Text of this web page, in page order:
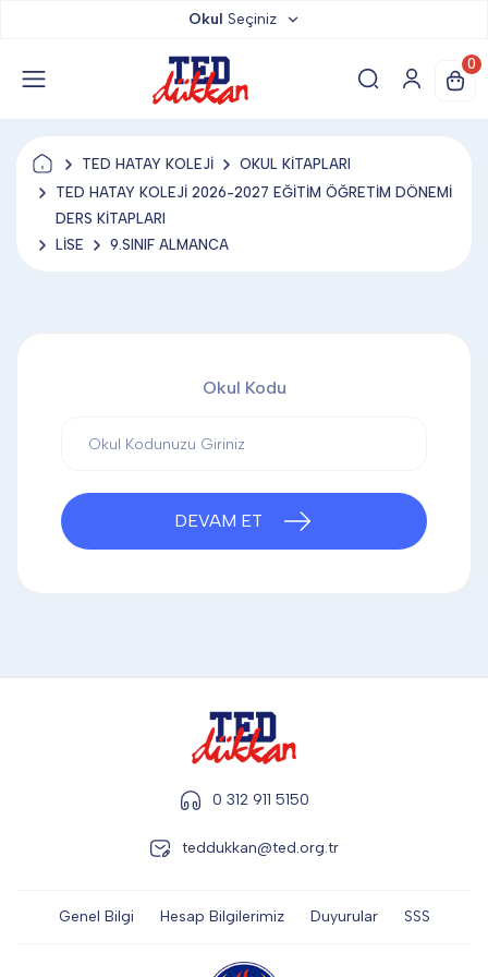
TED YAYINLARI
TED LOKUM
TERMOS & FİNCAN
Okul Seçiniz
0
TED HATAY KOLEJİ
OKUL KİTAPLARI
TED HATAY KOLEJİ 2026-2027 EĞİTİM ÖĞRETİM DÖNEMİ
DERS KİTAPLARI
LİSE
9.SINIF ALMANCA
Okul Kodu
DEVAM ET
0 312 911 5150
teddukkan@ted.org.tr
Genel Bilgi Hesap Bilgilerimiz Duyurular SSS